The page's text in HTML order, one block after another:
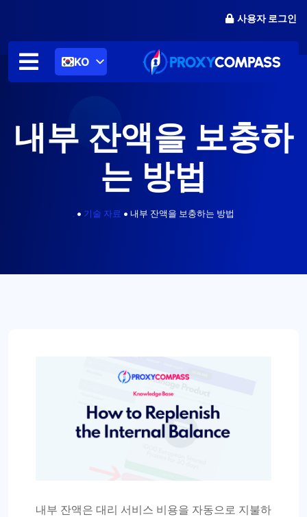
츠
사용자 로그인
KO
내부 잔액을 보충하
는 방법
• 기술 자료 • 내부 잔액을 보충하는 방법
내부 잔액은 대리 서비스 비용을 자동으로 지불하